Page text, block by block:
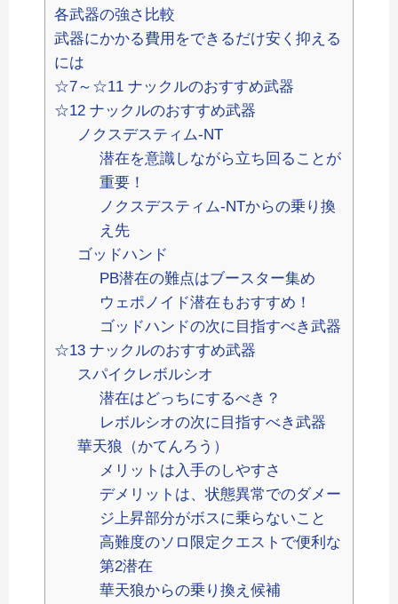
各武器の強さ比較
武器にかかる費用をできるだけ安く抑える
には
☆7～☆11 ナックルのおすすめ武器
☆12 ナックルのおすすめ武器
ノクスデスティム-NT
潜在を意識しながら立ち回ることが
重要！
ノクスデスティム-NTからの乗り換
え先
ゴッドハンド
PB潜在の難点はブースター集め
ウェポノイド潜在もおすすめ！
ゴッドハンドの次に目指すべき武器
☆13 ナックルのおすすめ武器
スパイクレボルシオ
潜在はどっちにするべき？
レボルシオの次に目指すべき武器
華天狼（かてんろう）
メリットは入手のしやすさ
デメリットは、状態異常でのダメー
ジ上昇部分がボスに乗らないこと
高難度のソロ限定クエストで便利な
第2潜在
華天狼からの乗り換え候補